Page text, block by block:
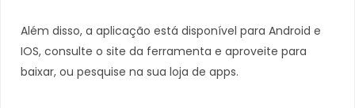
Além disso, a aplicação está disponível para Android e
IOS, consulte o site da ferramenta e aproveite para
baixar, ou pesquise na sua loja de apps.